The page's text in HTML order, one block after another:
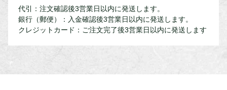
代引：注文確認後3営業日以内に発送します。
銀行（郵便）：入金確認後3営業日以内に発送します。
クレジットカード：ご注文完了後3営業日以内に発送します